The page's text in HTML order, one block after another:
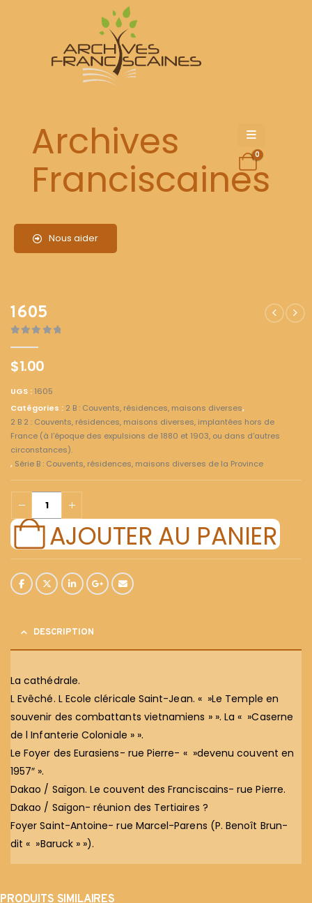
Archives
Franciscaines
Nous aider
0
1605
$1.00
UGS : 1605
Catégories : 2 B : Couvents, résidences, maisons diverses,
2 B 2 : Couvents, résidences, maisons diverses, implantées hors de
France (à l'époque des expulsions de 1880 et 1903, ou dans d'autres
circonstances).
, Série B : Couvents, résidences, maisons diverses de la Province
AJOUTER AU PANIER
DESCRIPTION
La cathédrale.
L Evêché. L Ecole cléricale Saint-Jean. « »Le Temple en
souvenir des combattants vietnamiens » ». La « »Caserne
de l Infanterie Coloniale » ».
Le Foyer des Eurasiens- rue Pierre- « »devenu couvent en
1957″ ».
Dakao / Saïgon. Le couvent des Franciscains- rue Pierre.
Dakao / Saïgon- réunion des Tertiaires ?
Foyer Saint-Antoine- rue Marcel-Parens (P. Benoît Brun-
dit « »Baruck » »).
PRODUITS SIMILAIRES